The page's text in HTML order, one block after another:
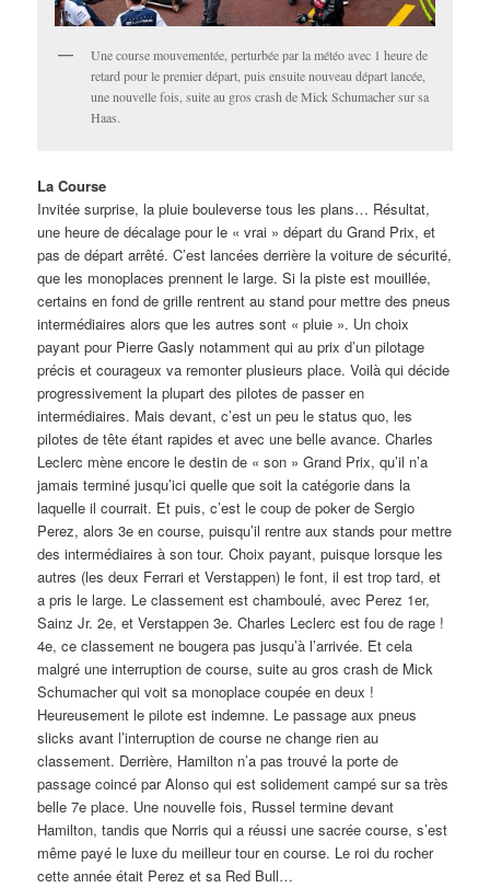
Une course mouvementée, perturbée par la météo avec 1 heure de
retard pour le premier départ, puis ensuite nouveau départ lancée,
une nouvelle fois, suite au gros crash de Mick Schumacher sur sa
Haas.
La Course
Invitée surprise, la pluie bouleverse tous les plans… Résultat,
une heure de décalage pour le « vrai » départ du Grand Prix, et
pas de départ arrêté. C’est lancées derrière la voiture de sécurité,
que les monoplaces prennent le large. Si la piste est mouillée,
certains en fond de grille rentrent au stand pour mettre des pneus
intermédiaires alors que les autres sont « pluie ». Un choix
payant pour Pierre Gasly notamment qui au prix d’un pilotage
précis et courageux va remonter plusieurs place. Voilà qui décide
progressivement la plupart des pilotes de passer en
intermédiaires. Mais devant, c’est un peu le status quo, les
pilotes de tête étant rapides et avec une belle avance. Charles
Leclerc mène encore le destin de « son » Grand Prix, qu’il n’a
jamais terminé jusqu’ici quelle que soit la catégorie dans la
laquelle il courrait. Et puis, c’est le coup de poker de Sergio
Perez, alors 3e en course, puisqu’il rentre aux stands pour mettre
des intermédiaires à son tour. Choix payant, puisque lorsque les
autres (les deux Ferrari et Verstappen) le font, il est trop tard, et
a pris le large. Le classement est chamboulé, avec Perez 1er,
Sainz Jr. 2e, et Verstappen 3e. Charles Leclerc est fou de rage !
4e, ce classement ne bougera pas jusqu’à l’arrivée. Et cela
malgré une interruption de course, suite au gros crash de Mick
Schumacher qui voit sa monoplace coupée en deux !
Heureusement le pilote est indemne. Le passage aux pneus
slicks avant l’interruption de course ne change rien au
classement. Derrière, Hamilton n’a pas trouvé la porte de
passage coincé par Alonso qui est solidement campé sur sa très
belle 7e place. Une nouvelle fois, Russel termine devant
Hamilton, tandis que Norris qui a réussi une sacrée course, s’est
même payé le luxe du meilleur tour en course. Le roi du rocher
cette année était Perez et sa Red Bull…